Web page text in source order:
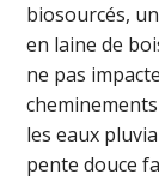
biosourcés,
en laine de
ne pas
les eaux
pente douce